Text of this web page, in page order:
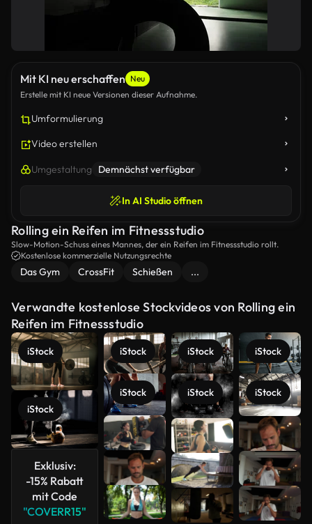
Mit KI neu erschaffen Neu
Erstelle mit KI neue Versionen dieser Aufnahme.
Umformulierung
Video erstellen
Umgestaltung Demnächst verfügbar
In AI Studio öffnen
Rolling ein Reifen im Fitnessstudio
Slow-Motion-Schuss eines Mannes, der ein Reifen im Fitnessstudio rollt.
Kostenlose kommerzielle Nutzungsrechte
Das Gym CrossFit Schießen ...
Verwandte kostenlose Stockvideos von Rolling ein
Reifen im Fitnessstudio
iStock
iStock
Exklusiv:
-15% Rabatt
mit Code
"COVERR15"
iStock
iStock
iStock
iStock
iStock
iStock
Mehr
anzeigen